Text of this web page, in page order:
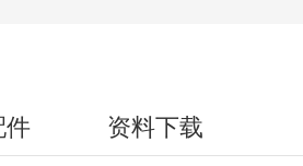
件 资料下载